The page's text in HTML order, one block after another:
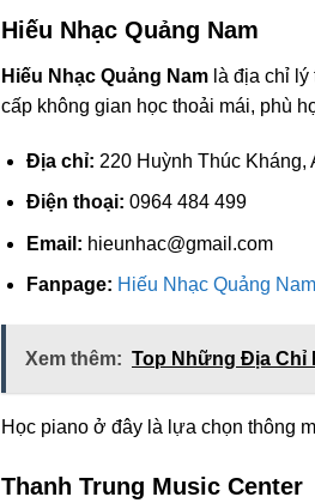
Hiếu Nhạc Quảng Nam
Hiếu Nhạc Quảng Nam là địa chỉ
cấp không gian học thoải mái, phù
Địa chỉ: 220 Huỳnh Thúc Kháng,
Điện thoại: 0964 484 499
Email: hieunhac@gmail.com
Fanpage: Hiếu Nhạc Quảng Nam
Xem thêm: Top Những Địa Chỉ
Học piano ở đây là lựa chọn thông
Thanh Trung Music Center